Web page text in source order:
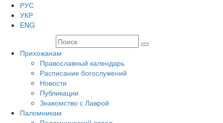
РУС
УКР
ENG
Прихожанам
Православный календарь
Расписание богослужений
Новости
Публикации
Знакомство с Лаврой
Паломникам